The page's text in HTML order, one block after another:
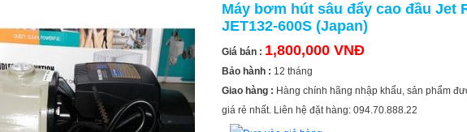
Máy bơm hút sâu đẩy cao đầu Jet
JET132-600S (Japan)
Giá bán : 1,800,000 VNĐ
Bảo hành : 12 tháng
Giao hàng : Hàng chính hãng nhập khẩu, sản phẩm
giá rẻ nhất. Liên hệ đặt hàng: 094.70.888.22